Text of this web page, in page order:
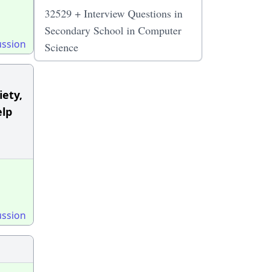
32529 + Interview Questions in
Secondary School in Computer
Science